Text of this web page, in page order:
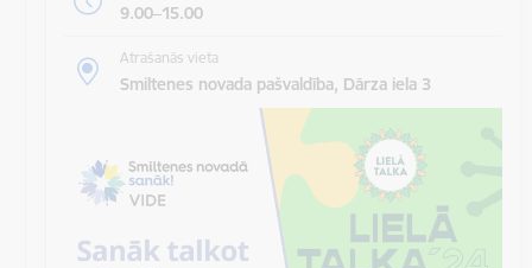
9.00–15.00
Atrašanās vieta
Smiltenes novada pašvaldība, Dārza iela 3